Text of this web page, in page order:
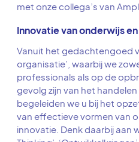
met onze collega’s van
Innovatie van onderwijs
Vanuit het gedachtengoed
organisatie’, waarbij we
professionals als op de
gevolg zijn van het
begeleiden we u bij het
van effectieve vormen van
innovatie. Denk daarbij aan